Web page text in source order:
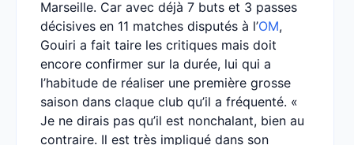
Marseille. Car avec déjà 7 buts et 3 passes
décisives en 11 matches disputés à l’OM,
Gouiri a fait taire les critiques mais doit
encore confirmer sur la durée, lui qui a
l’habitude de réaliser une première grosse
saison dans claque club qu’il a fréquenté. «
Je ne dirais pas qu’il est nonchalant, bien au
contraire. Il est très impliqué dans son